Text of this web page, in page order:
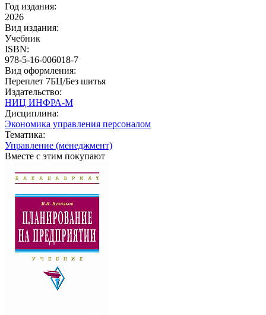
Год издания:
2026
Вид издания:
Учебник
ISBN:
978-5-16-006018-7
Вид оформления:
Переплет 7БЦ/Без шитья
Издательство:
НИЦ ИНФРА-М
Дисциплина:
Экономика управления персоналом
Тематика:
Управление (менеджмент)
Вместе с этим покупают